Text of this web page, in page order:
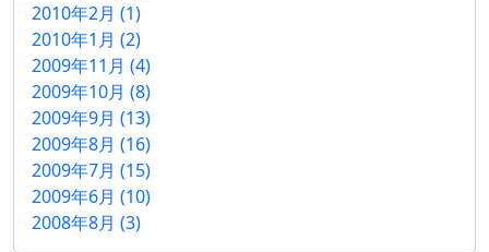
2010年2月 (1)
2010年1月 (2)
2009年11月 (4)
2009年10月 (8)
2009年9月 (13)
2009年8月 (16)
2009年7月 (15)
2009年6月 (10)
2008年8月 (3)